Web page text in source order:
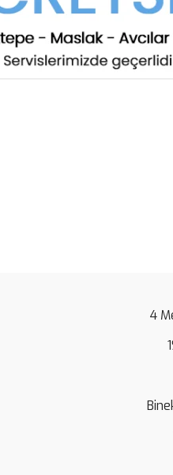
4